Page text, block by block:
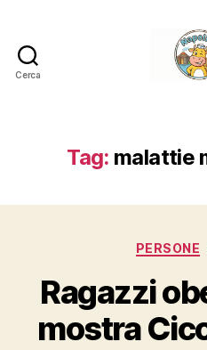
Cerca
Tag: malattie
PERSONE
Ragazzi
mostra